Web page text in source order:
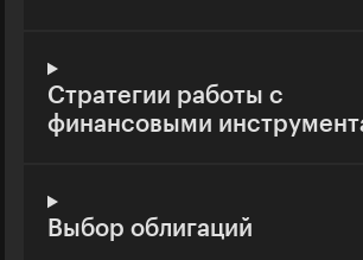
Стратегии работы с
финансовыми
Выбор облигаций